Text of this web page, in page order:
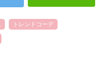
トレンドコーデ